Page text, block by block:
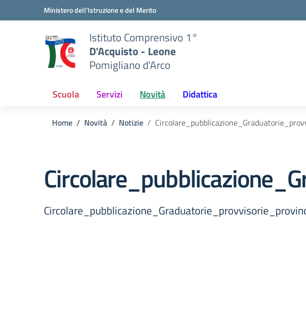
Vai ai contenuti
Vai al menu di navigazioneMinistero dell'Istruzione e del Merito
Istituto Comprensivo 1°
D'Acquisto - Leone
Pomigliano d'Arco
Scuola Servizi Novità Didattica
Home Novità Notizie